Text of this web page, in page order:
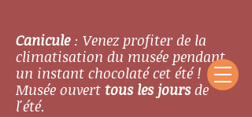
Canicule: Venez profiter de la
climatisation du musée pendant
un instant chocolaté cet été !
Musée ouverttous les joursde
l'été.